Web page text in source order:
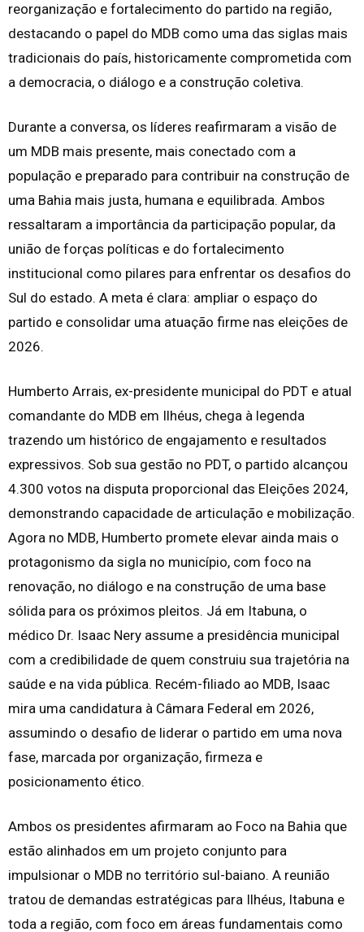
reorganização e fortalecimento do partido na região,
destacando o papel do MDB como uma das siglas mais
tradicionais do país, historicamente comprometida com
a democracia, o diálogo e a construção coletiva.
Durante a conversa, os líderes reafirmaram a visão de
um MDB mais presente, mais conectado com a
população e preparado para contribuir na construção de
uma Bahia mais justa, humana e equilibrada. Ambos
ressaltaram a importância da participação popular, da
união de forças políticas e do fortalecimento
institucional como pilares para enfrentar os desafios do
Sul do estado. A meta é clara: ampliar o espaço do
partido e consolidar uma atuação firme nas eleições de
2026.
Humberto Arrais, ex-presidente municipal do PDT e atual
comandante do MDB em Ilhéus, chega à legenda
trazendo um histórico de engajamento e resultados
expressivos. Sob sua gestão no PDT, o partido alcançou
4.300 votos na disputa proporcional das Eleições 2024,
demonstrando capacidade de articulação e mobilização.
Agora no MDB, Humberto promete elevar ainda mais o
protagonismo da sigla no município, com foco na
renovação, no diálogo e na construção de uma base
sólida para os próximos pleitos. Já em Itabuna, o
médico Dr. Isaac Nery assume a presidência municipal
com a credibilidade de quem construiu sua trajetória na
saúde e na vida pública. Recém-filiado ao MDB, Isaac
mira uma candidatura à Câmara Federal em 2026,
assumindo o desafio de liderar o partido em uma nova
fase, marcada por organização, firmeza e
posicionamento ético.
Ambos os presidentes afirmaram ao Foco na Bahia que
estão alinhados em um projeto conjunto para
impulsionar o MDB no território sul-baiano. A reunião
tratou de demandas estratégicas para Ilhéus, Itabuna e
toda a região, com foco em áreas fundamentais como